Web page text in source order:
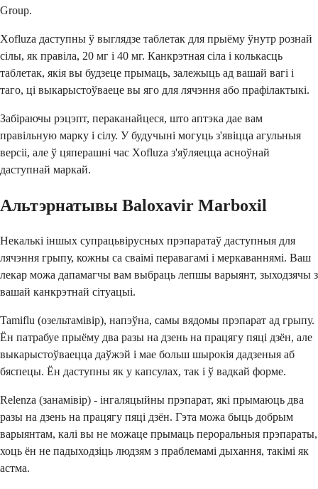
Group.
Xofluza даступны ў выглядзе таблетак для прыёму ўнутр рознай
сілы, як правіла, 20 мг і 40 мг. Канкрэтная сіла і колькасць
таблетак, якія вы будзеце прымаць, залежыць ад вашай вагі і
таго, ці выкарыстоўваеце вы яго для лячэння або прафілактыкі.
Забіраючы рэцэпт, пераканайцеся, што аптэка дае вам
правільную марку і сілу. У будучыні могуць з'явіцца агульныя
версіі, але ў цяперашні час Xofluza з'яўляецца асноўнай
даступнай маркай.
Альтэрнатывы Baloxavir Marboxil
Некалькі іншых супрацьвірусных прэпаратаў даступныя для
лячэння грыпу, кожны са сваімі перавагамі і меркаваннямі. Ваш
лекар можа дапамагчы вам выбраць лепшы варыянт, зыходзячы з
вашай канкрэтнай сітуацыі.
Tamiflu (озельтамівір), напэўна, самы вядомы прэпарат ад грыпу.
Ён патрабуе прыёму два разы на дзень на працягу пяці дзён, але
выкарыстоўваецца даўжэй і мае больш шырокія дадзеныя аб
бяспецы. Ён даступны як у капсулах, так і ў вадкай форме.
Relenza (занамівір) - інгаляцыйны прэпарат, які прымаюць два
разы на дзень на працягу пяці дзён. Гэта можа быць добрым
варыянтам, калі вы не можаце прымаць пероральныя прэпараты,
хоць ён не падыходзіць людзям з праблемамі дыхання, такімі як
астма.